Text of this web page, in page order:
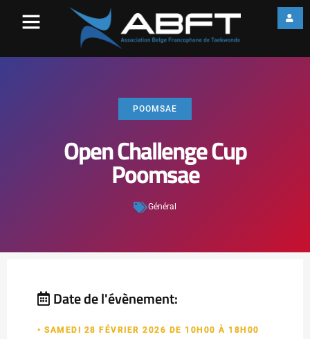
POOMSAE
Open Challenge Cup
Poomsae
Général
Date de l'évènement:
• SAMEDI 28 FÉVRIER 2026 DE 10H00 À 18H00